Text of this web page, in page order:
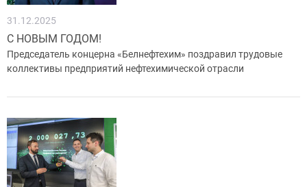
31.12.2025
С НОВЫМ ГОДОМ!
Председатель концерна «Белнефтехим» поздравил трудовые
коллективы предприятий нефтехимической отрасли